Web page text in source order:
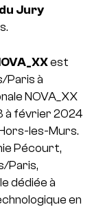
Jury
est
Paris à
NOVA_XX
à février 2024
les-Murs.
Pécourt,
Paris,
dédiée à
en